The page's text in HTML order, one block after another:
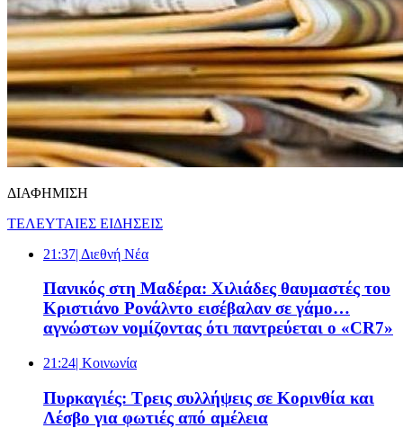
ΔΙΑΦΗΜΙΣΗ
ΤΕΛΕΥΤΑΙΕΣ ΕΙΔΗΣΕΙΣ
21:37| Διεθνή Νέα
Πανικός στη Μαδέρα: Χιλιάδες θαυμαστές του
Κριστιάνο Ρονάλντο εισέβαλαν σε γάμο…
αγνώστων νομίζοντας ότι παντρεύεται ο «CR7»
21:24| Κοινωνία
Πυρκαγιές: Τρεις συλλήψεις σε Κορινθία και
Λέσβο για φωτιές από αμέλεια